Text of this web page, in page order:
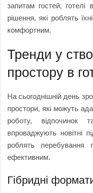
запитам гостей, готелі
рішення, які роблять
комфортним.
Тренди у
простору в
На сьогоднішній день
простори, які можуть
роботу, відпочинок
впроваджують новітні
роблять перебування
ефективним.
Гібридні